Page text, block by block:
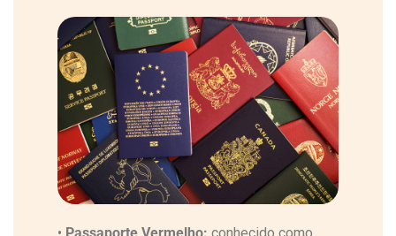
• Passaporte Vermelho: conhecido como